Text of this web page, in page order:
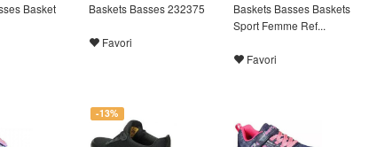
Basket
Baskets Basses 232375
Favori
Baskets Basses Baskets
Sport Femme Ref...
Favori
-13%